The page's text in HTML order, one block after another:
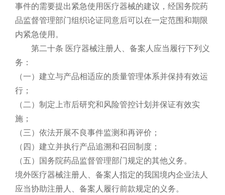
事件的需要提出紧急使用医疗器械的建议，经国务院药
品监督管理部门组织论证同意后可以在一定范围和期限
内紧急使用。
第二十条 医疗器械注册人、备案人应当履行下列义
务：
（一）建立与产品相适应的质量管理体系并保持有效运
行；
（二）制定上市后研究和风险管控计划并保证有效实
施；
（三）依法开展不良事件监测和再评价；
（四）建立并执行产品追溯和召回制度；
（五）国务院药品监督管理部门规定的其他义务。
境外医疗器械注册人、备案人指定的我国境内企业法人
应当协助注册人、备案人履行前款规定的义务。